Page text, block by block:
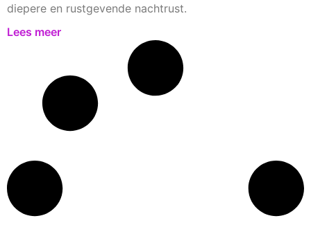
diepere en rustgevende nachtrust.
Lees meer